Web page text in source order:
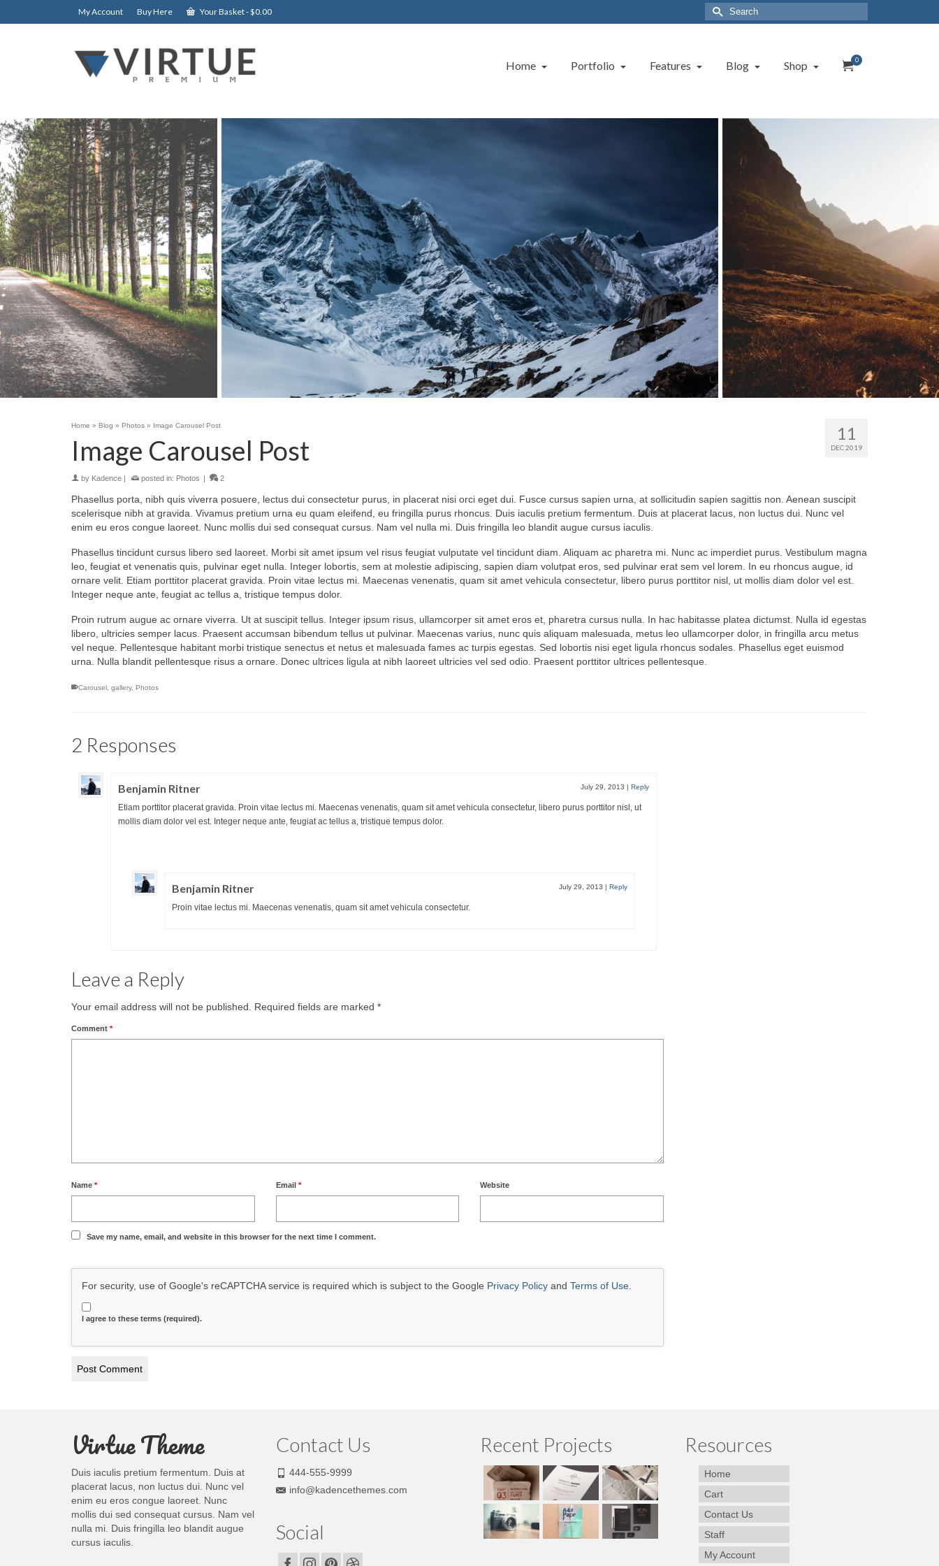
My Account Buy Here Your Basket-$0.00
Search
for:
Home Portfolio Features Blog Shop 0
11
DEC 2019
Home » Blog » Photos » Image Carousel Post
Image Carousel Post
by Kadence | posted in: Photos | 2
Phasellus porta, nibh quis viverra posuere, lectus dui consectetur purus, in placerat nisi orci eget dui. Fusce cursus sapien urna, at sollicitudin sapien sagittis non. Aenean suscipit
scelerisque nibh at gravida. Vivamus pretium urna eu quam eleifend, eu fringilla purus rhoncus. Duis iaculis pretium fermentum. Duis at placerat lacus, non luctus dui. Nunc vel
enim eu eros congue laoreet. Nunc mollis dui sed consequat cursus. Nam vel nulla mi. Duis fringilla leo blandit augue cursus iaculis.
Phasellus tincidunt cursus libero sed laoreet. Morbi sit amet ipsum vel risus feugiat vulputate vel tincidunt diam. Aliquam ac pharetra mi. Nunc ac imperdiet purus. Vestibulum magna
leo, feugiat et venenatis quis, pulvinar eget nulla. Integer lobortis, sem at molestie adipiscing, sapien diam volutpat eros, sed pulvinar erat sem vel lorem. In eu rhoncus augue, id
ornare velit. Etiam porttitor placerat gravida. Proin vitae lectus mi. Maecenas venenatis, quam sit amet vehicula consectetur, libero purus porttitor nisl, ut mollis diam dolor vel est.
Integer neque ante, feugiat ac tellus a, tristique tempus dolor.
Proin rutrum augue ac ornare viverra. Ut at suscipit tellus. Integer ipsum risus, ullamcorper sit amet eros et, pharetra cursus nulla. In hac habitasse platea dictumst. Nulla id egestas
libero, ultricies semper lacus. Praesent accumsan bibendum tellus ut pulvinar. Maecenas varius, nunc quis aliquam malesuada, metus leo ullamcorper dolor, in fringilla arcu metus
vel neque. Pellentesque habitant morbi tristique senectus et netus et malesuada fames ac turpis egestas. Sed lobortis nisi eget ligula rhoncus sodales. Phasellus eget euismod
urna. Nulla blandit pellentesque risus a ornare. Donec ultrices ligula at nibh laoreet ultricies vel sed odio. Praesent porttitor ultrices pellentesque.
Carousel gallery, Photos
2 Responses
Benjamin Ritner July 29, 2013 | Reply
Etiam porttitor placerat gravida. Proin vitae lectus mi. Maecenas venenatis, quam sit amet vehicula consectetur, libero purus porttitor nisl, ut
mollis diam dolor vel est. Integer neque ante, feugiat ac tellus a, tristique tempus dolor.
Benjamin Ritner July 29, 2013 | Reply
Proin vitae lectus mi. Maecenas venenatis, quam sit amet vehicula consectetur.
Leave a Reply
Your email address will not be published. Required fields are marked *
Comment *
Name * Email * Website
Save my name, email, and website in this browser for the next time I comment.
For security, use of Google's reCAPTCHA service is required which is subject to the Google Privacy Policy and Terms of Use
I agree to these terms (required).
Virtue Theme
Duis iaculis pretium fermentum. Duis at
placerat lacus, non luctus dui. Nunc vel
enim eu eros congue laoreet. Nunc
mollis dui sed consequat cursus. Nam vel
nulla mi. Duis fringilla leo blandit augue
cursus iaculis.
Contact Us
444-555-9999
info@kadencethemes.com
Social
Recent Projects Resources
Home
Cart
Contact Us
Staff
My Account